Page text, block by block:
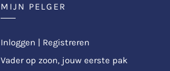
MIJN PELGER
Inloggen | Registreren
Vader op zoon, jouw eerste pak